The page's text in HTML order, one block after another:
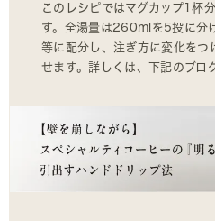
このレシピではマグカップ1杯
す。全湯量は260mlを5投に分
等に配分し、注ぎ方に変化をつ
せます。詳しくは、下記のブロ